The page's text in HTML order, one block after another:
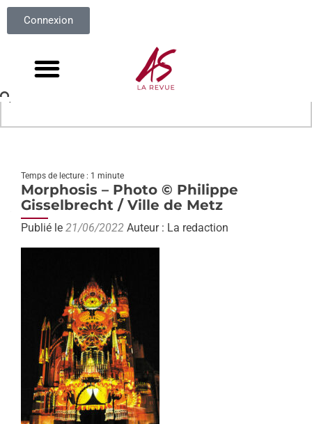
Connexion
Temps de lecture : 1 minute
Morphosis – Photo © Philippe
Gisselbrecht / Ville de Metz
Publié le 21/06/2022 Auteur : La redaction